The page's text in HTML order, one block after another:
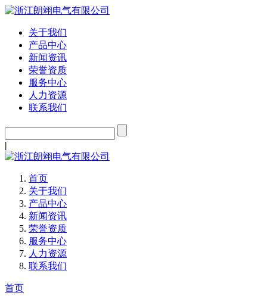
关于我们
产品中心
新闻资讯
荣誉资质
服务中心
人力资源
联系我们
|
首页
关于我们
产品中心
新闻资讯
荣誉资质
服务中心
人力资源
联系我们
首页